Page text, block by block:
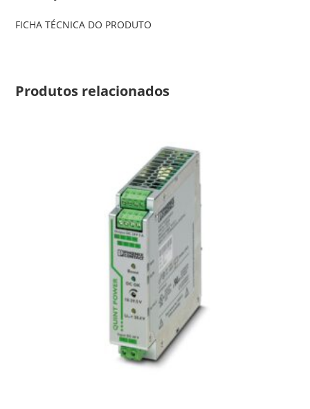
FICHA TÉCNICA DO PRODUTO
Produtos relacionados